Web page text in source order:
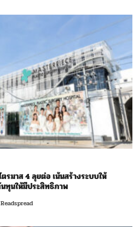
มาส 4 ลุยต่อ เน้นสร้างระบบให้
ทุนให้มีประสิทธิภาพ